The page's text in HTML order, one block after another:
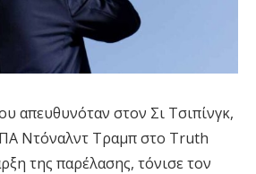
απευθυνόταν στον Σι Τσιπίνγκ,
Ντόναλντ Τραμπ στο Truth
της παρέλασης, τόνισε τον